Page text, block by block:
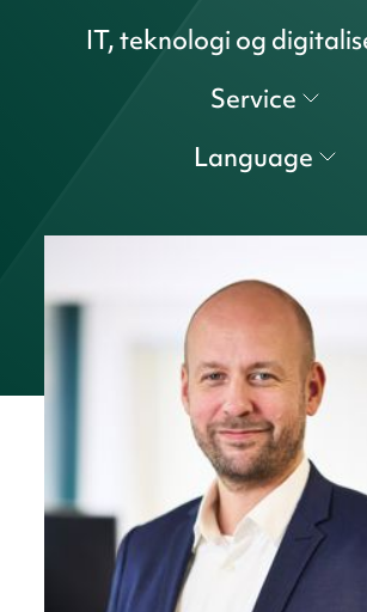
IT, teknologi og
Service
Language